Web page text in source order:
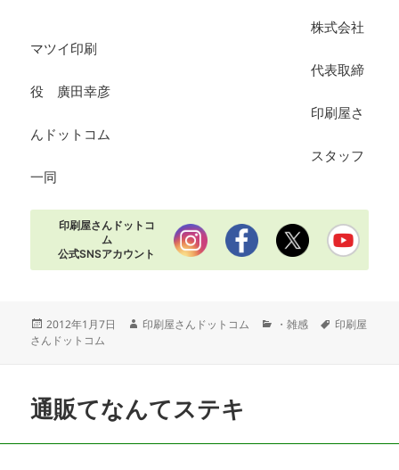
株式会社
マツイ印刷
代表取締
役 廣田幸彦
印刷屋さ
んドットコム
スタッフ
一同
印刷屋さんドットコ
ム
公式SNSアカウント
投
稿
2012年1月7日
作
印刷屋さんドットコム
カ・雑感
タ
印刷屋
さんドットコム
通販てなんてステキ